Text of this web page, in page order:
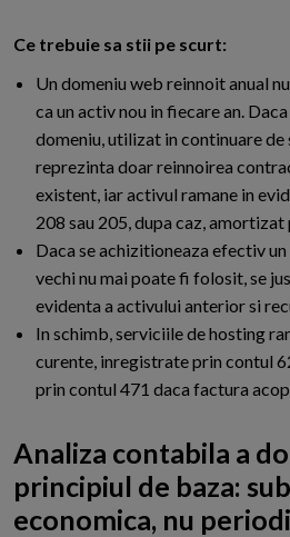
Ce trebuie sa stii pe scurt:
Un domeniu web reinnoit anual
ca un activ nou in fiecare an.
domeniu, utilizat in continuare de
reprezinta doar reinnoirea
existent, iar activul ramane in
208 sau 205, dupa caz, amortizat
Daca se achizitioneaza efectiv
vechi nu mai poate fi folosit, se
evidenta a activului anterior si
In schimb, serviciile de hosting
curente, inregistrate prin contul
prin contul 471 daca factura
Analiza contabila a
principiul de baza:
economica, nu